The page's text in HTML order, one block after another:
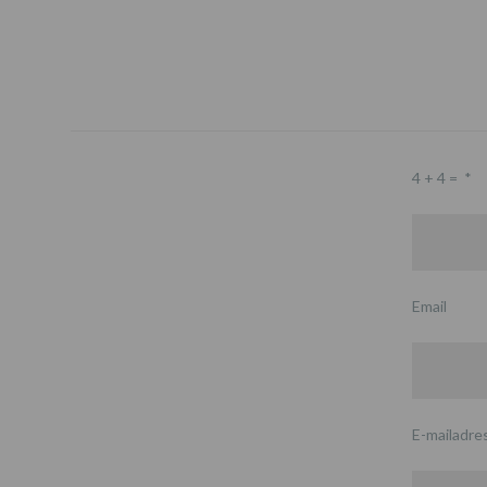
4 + 4 = *
Email
E-